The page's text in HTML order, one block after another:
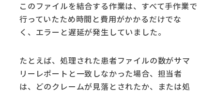
このファイルを結合する作業は、すべて手作業で
行っていたため時間と費用がかかるだけでな
く、エラーと遅延が発生していました。
たとえば、処理された患者ファイルの数がサマ
リーレポートと一致しなかった場合、担当者
は、どのクレームが見落とされたか、または処